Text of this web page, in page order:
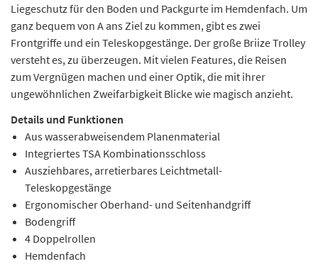
Liegeschutz für den Boden und Packgurte im Hemdenfach. Um
ganz bequem von A ans Ziel zu kommen, gibt es zwei
Frontgriffe und ein Teleskopgestänge. Der große Briize Trolley
versteht es, zu überzeugen. Mit vielen Features, die Reisen
zum Vergnügen machen und einer Optik, die mit ihrer
ungewöhnlichen Zweifarbigkeit Blicke wie magisch anzieht.
Details und Funktionen
Aus wasserabweisendem Planenmaterial
Integriertes TSA Kombinationsschloss
Ausziehbares, arretierbares Leichtmetall-
Teleskopgestänge
Ergonomischer Oberhand- und Seitenhandgriff
Bodengriff
4 Doppelrollen
Hemdenfach